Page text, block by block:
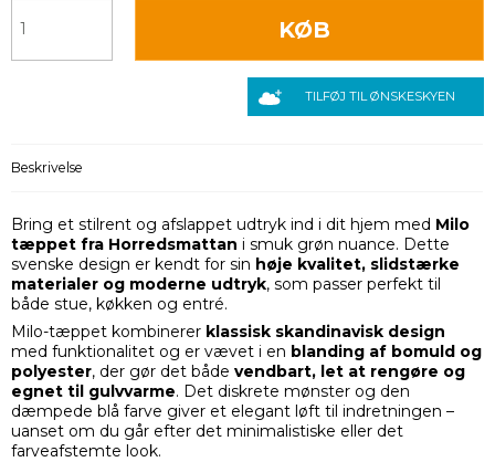
KØB
TILFØJ TIL ØNSKESKYEN
Beskrivelse
Bring et stilrent og afslappet udtryk ind i dit hjem med Milo
tæppet fra Horredsmattan i smuk grøn nuance. Dette
svenske design er kendt for sin høje kvalitet, slidstærke
materialer og moderne udtryk, som passer perfekt til
både stue, køkken og entré.
Milo-tæppet kombinerer klassisk skandinavisk design
med funktionalitet og er vævet i en blanding af bomuld og
polyester, der gør det både vendbart, let at rengøre og
egnet til gulvvarme. Det diskrete mønster og den
dæmpede blå farve giver et elegant løft til indretningen –
uanset om du går efter det minimalistiske eller det
farveafstemte look.